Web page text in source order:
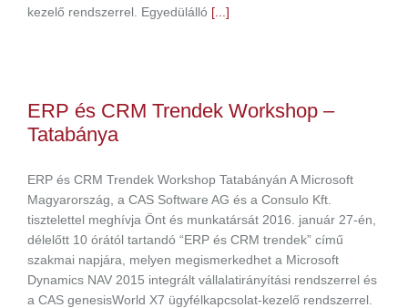
kezelő rendszerrel. Egyedülálló [...]
ERP és CRM Trendek Workshop –
Tatabánya
ERP és CRM Trendek Workshop Tatabányán A Microsoft
Magyarország, a CAS Software AG és a Consulo Kft.
tisztelettel meghívja Önt és munkatársát 2016. január 27-én,
délelőtt 10 órától tartandó “ERP és CRM trendek” című
szakmai napjára, melyen megismerkedhet a Microsoft
Dynamics NAV 2015 integrált vállalatirányítási rendszerrel és
a CAS genesisWorld X7 ügyfélkapcsolat-kezelő rendszerrel.